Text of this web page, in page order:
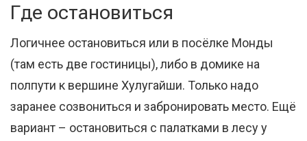
Где остановиться
Логичнее остановиться или в посёлке Монды
(там есть две гостиницы), либо в домике на
полпути к вершине Хулугайши. Только надо
заранее созвониться и забронировать место. Ещё
вариант – остановиться с палатками в лесу у